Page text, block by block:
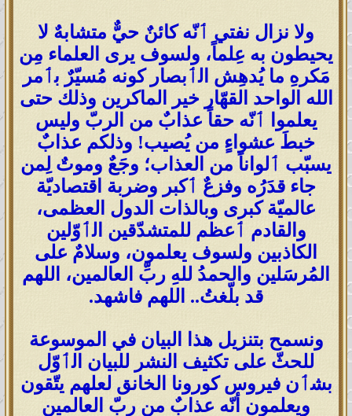
ولا نزال نفتي ٲنّه كائنٌ حيٌّ متشابهٌ لا
يحيطون به عِلماً، ولسوف يرى العلماء مِن
مَكرهِ ما يُدهِش الٲبصار كونه مُسيّرٌ بٲمر
الله الواحد القهّار خير الماكرين وذلك حتى
يعلموا ٲنّه حقاً عذابٌ من الربّ وليس
خبطَ عشواءٍ من يُصيب! وذلكم عذابٌ
يسبّب ٲلواناً من العذاب؛ وجَعٌ وموتٌ لِمن
جاء قدَرُه وفزعٌ ٲكبر وضربة اقتصاديّة
عالميّة كبرى وبالذات الدول العظمى،
والقادم ٲعظم للمتشدّقين الٲوّلين
الكاذبين ولسوف يعلمون، وسلامٌ على
المُرسَلين والحمدُ للهِ ربِّ العالمين، اللهم
قد بلّغتُ.. اللهم فاشهد.
ونسمح بتنزيل هذا البيان في الموسوعة
للحثّ على تكثيف النشر للبيان الٲوّل
بشٲن فيروس كورونا الخانق لعلهم يتّقون
ويعلمون أنّه عذابٌ من ربّ العالمين